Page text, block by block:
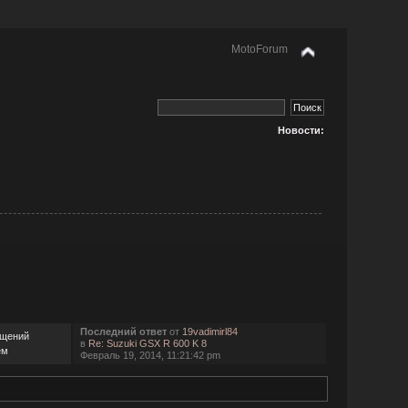
MotoForum
Новости:
Последний ответот 19vadimirl84
в Re: Suzuki GSX R 600 K 8
Февраль 19, 2014, 11:21:42 pm